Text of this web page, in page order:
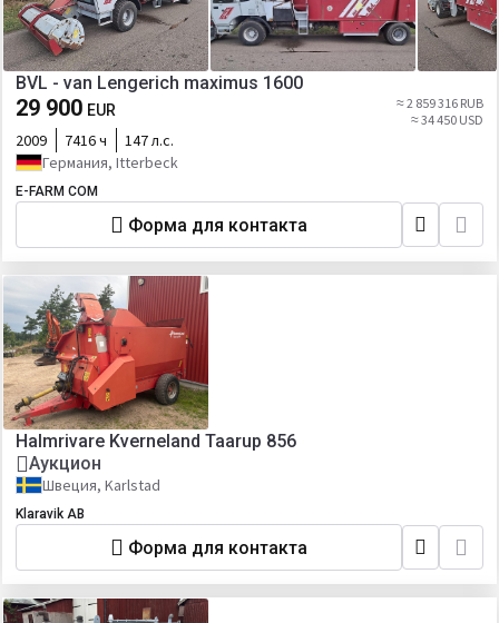
BVL - van Lengerich maximus 1600
29 900 EUR
≈ 2 859 316 RUB
≈ 34 450 USD
2009 7416 ч
147 л.с.
Германия, Itterbeck
E-FARM COM
Форма для контакта
Halmrivare Kverneland Taarup 856
Аукцион
Швеция, Karlstad
Klaravik AB
Форма для контакта